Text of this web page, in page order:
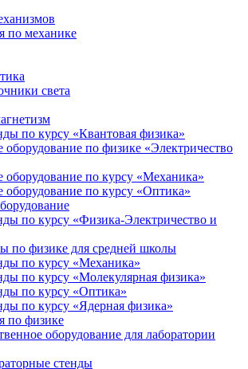
по механике
света
по курсу «Квантовая физика»
по физике «Электричество
оборудование по курсу «Механика»
оборудование по курсу «Оптика»
по курсу «Физика-Электричество и
по физике для средней школы
по курсу «Механика»
по курсу «Молекулярная физика»
по курсу «Оптика»
по курсу «Ядерная физика»
по физике
оборудование для лаборатории
стенды